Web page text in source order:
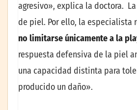
agresivo», explica la doctora.
de piel. Por ello, la especialista
no limitarse únicamente a la
respuesta defensiva de la piel
una capacidad distinta para
producido un daño».